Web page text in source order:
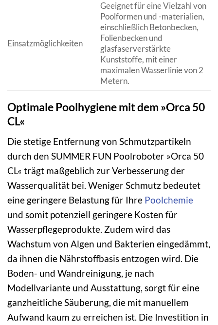
Einsatzmöglichkeiten
Geeignet für eine Vielzahl von
Poolformen und -materialien,
einschließlich Betonbecken,
Folienbecken und
glasfaserverstärkte
Kunststoffe, mit einer
maximalen Wasserlinie von 2
Metern.
Optimale Poolhygiene mit dem »Orca 50
CL«
Die stetige Entfernung von Schmutzpartikeln
durch den SUMMER FUN Poolroboter »Orca 50
CL« trägt maßgeblich zur Verbesserung der
Wasserqualität bei. Weniger Schmutz bedeutet
eine geringere Belastung für Ihre Poolchemie
und somit potenziell geringere Kosten für
Wasserpflegeprodukte. Zudem wird das
Wachstum von Algen und Bakterien eingedämmt,
da ihnen die Nährstoffbasis entzogen wird. Die
Boden- und Wandreinigung, je nach
Modellvariante und Ausstattung, sorgt für eine
ganzheitliche Säuberung, die mit manuellem
Aufwand kaum zu erreichen ist. Die Investition in